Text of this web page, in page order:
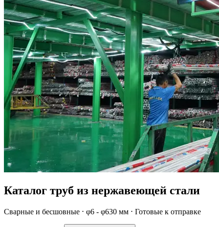
Каталог труб из нержавеющей стали
Сварные и бесшовные ⋅ φ6 - φ630 мм ⋅ Готовые к отправке